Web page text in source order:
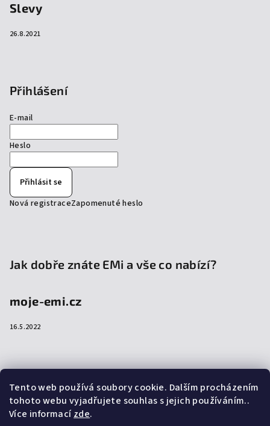
Tento web používá soubory cookie. Dalším procházením
tohoto webu vyjadřujete souhlas s jejich používáním..
Více informacízde.
Slevy
26.8.2021
Přihlášení
E-mail
Heslo
Přihlásit se
Nová registraceZapomenuté heslo
Jak dobře znáte EMi a vše co nabízí?
moje-emi.cz
16.5.2022
Přijímáme online platby